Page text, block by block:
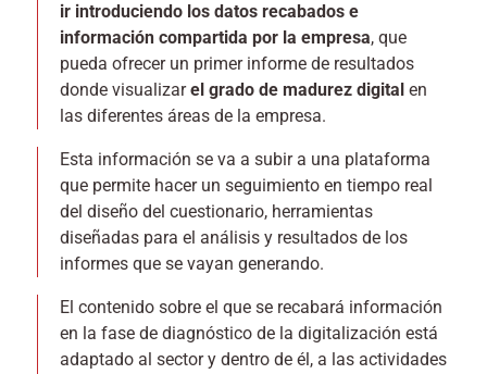
ir introduciendo los datos recabados e
información compartida por la empresa, que
pueda ofrecer un primer informe de resultados
donde visualizarel grado de madurez digital en
las diferentes áreas de la empresa.
Esta información se va a subir a una plataforma
que permite hacer un seguimiento en tiempo real
del diseño del cuestionario, herramientas
diseñadas para el análisis y resultados de los
informes que se vayan generando.
El contenido sobre el que se recabará información
en la fase de diagnóstico de la digitalización está
adaptado al sector y dentro de él, a las actividades